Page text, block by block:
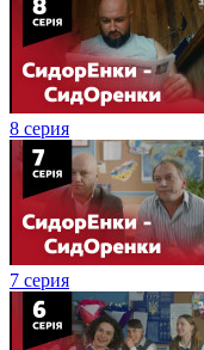
8 серия
7 серия